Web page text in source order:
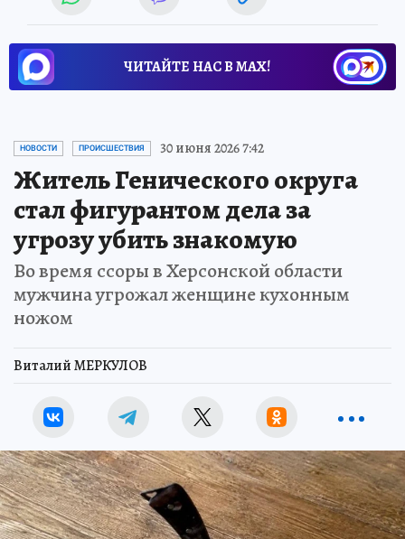
ЧИТАЙТЕ НАС В МАХ!
НОВОСТИ ПРОИСШЕСТВИЯ 30 июня 2026 7:42
Житель Генического округа
стал фигурантом дела за
угрозу убить знакомую
Во время ссоры в Херсонской области
мужчина угрожал женщине кухонным
ножом
Виталий МЕРКУЛОВ